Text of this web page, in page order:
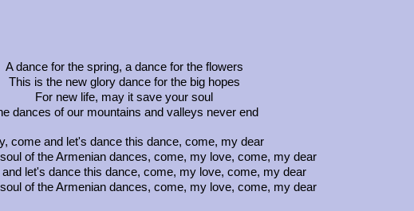
A dance for the spring, a dance for the flowers
This is the new glory dance for the big hopes
For new life, may it save your soul
dances of our mountains and valleys never end
come and let's dance this dance, come, my dear
of the Armenian dances, come, my love, come, my dear
and let's dance this dance, come, my love, come, my dear
of the Armenian dances, come, my love, come, my dear